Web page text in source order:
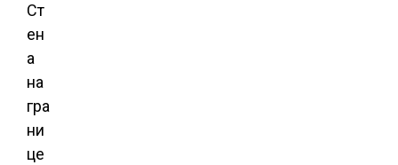
Ст
ен
а
на
гра
ни
це